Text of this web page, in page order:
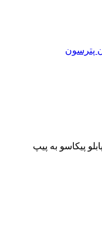
پترسون
پیکاسو به پیپ